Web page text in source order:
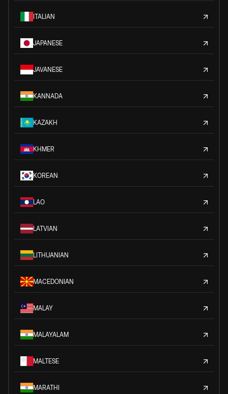
ITALIAN
JAPANESE
JAVANESE
KANNADA
KAZAKH
KHMER
KOREAN
LAO
LATVIAN
LITHUANIAN
MACEDONIAN
MALAY
MALAYALAM
MALTESE
MARATHI